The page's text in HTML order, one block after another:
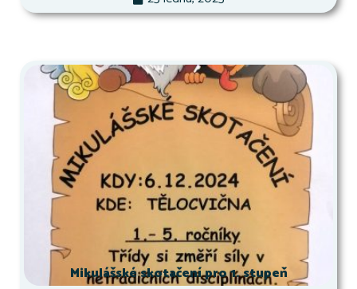
Mikulášské skotačení pro 1. stupeň